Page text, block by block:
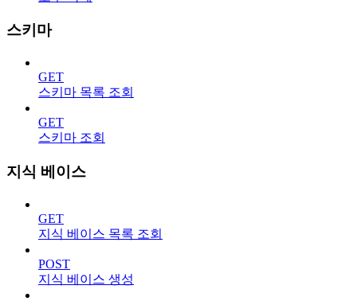
스키마
GET
스키마 목록 조회
GET
스키마 조회
지식 베이스
GET
지식 베이스 목록 조회
POST
지식 베이스 생성